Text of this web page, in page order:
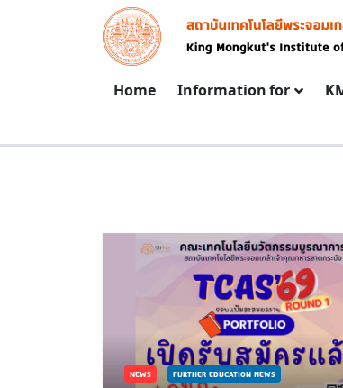
Skip to main content
Image
Main navigation
Home Information for
NEWS FURTHER EDUCATION NEWS